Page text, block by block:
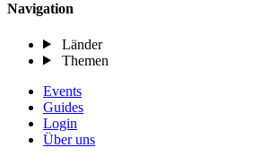
Navigation
Länder
Themen
Events
Guides
Login
Über uns